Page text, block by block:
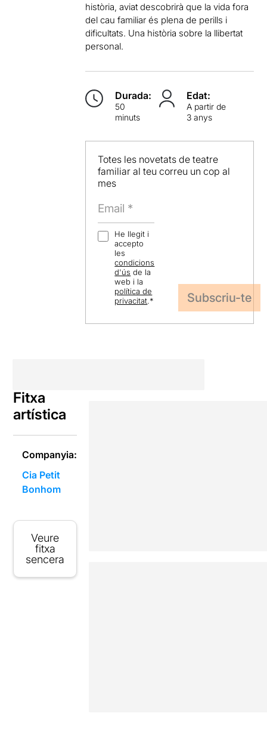
història, aviat descobrirà que la vida fora
del cau familiar és plena de perills i
dificultats. Una història sobre la llibertat
personal.
Durada:
50
minuts
Edat:
A partir de
3 anys
Totes les novetats de teatre
familiar al teu correu un cop al
mes
He llegit i
accepto
les
condicions
d'ús de la
web i la
política de
privacitat.*
Fitxa
artística
Companyia:
Cia Petit
Bonhom
Veure
fitxa
sencera